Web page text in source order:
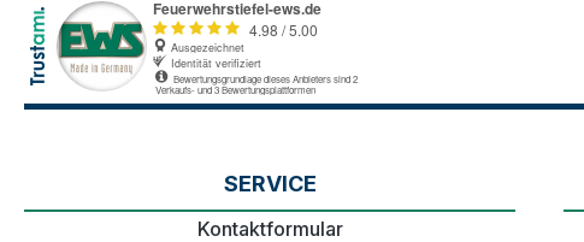
SERVICE
Kontaktformular